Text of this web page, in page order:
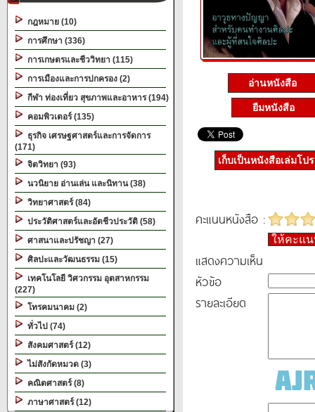
กฎหมาย (10)
การศึกษา (336)
การเกษตรและชีววิทยา (115)
การเมืองและการปกครอง (2)
กีฬา ท่องเที่ยว สุขภาพและอาหาร (194)
คอมพิวเตอร์ (135)
ธุรกิจ เศรษฐศาสตร์และการจัดการ
(171)
จิตวิทยา (93)
นวนิยาย อ่านเล่น และนิทาน (38)
วิทยาศาสตร์ (84)
ประวัติศาสตร์และอัตชีวประวัติ (58)
ศาสนาและปรัชญา (27)
ศิลปะและวัฒนธรรม (15)
เทคโนโลยี วิศวกรรม อุตสาหกรรม
(227)
โทรคมนาคม (2)
ทั่วไป (74)
สังคมศาสตร์ (12)
ไม่สังกัดหมวด (3)
คณิตศาสตร์ (8)
ภาษาศาสตร์ (12)
อ่านหนังสือ
ยืมหนังสือ
เก็บเป็นหนังสือเล่มโป
คะแนนหนังสือ :
ให้คะแ
แสดงความเห็น
หัวข้อ
รายละเอียด